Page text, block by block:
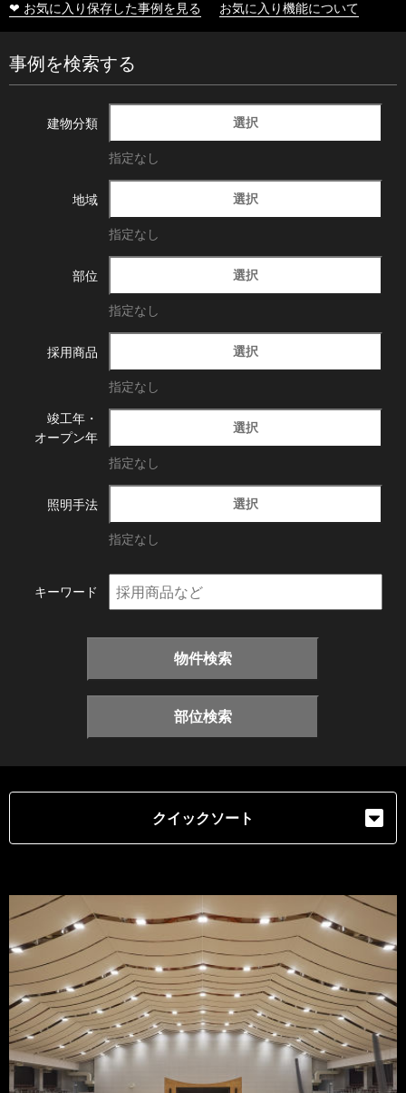
❤ お気に入り保存した事例を見る お気に入り機能について
事例を検索する
建物分類 選択
指定なし
地域 選択
指定なし
部位 選択
指定なし
採用商品 選択
指定なし
竣工年・
オープン年
選択
指定なし
照明手法 選択
指定なし
キーワード
物件検索
部位検索
クイックソート